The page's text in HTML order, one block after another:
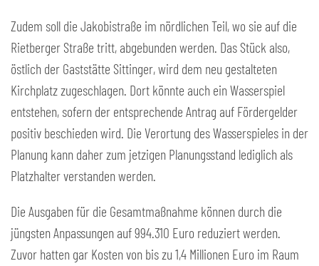
Zudem soll die Jakobistraße im nördlichen Teil, wo sie auf die
Rietberger Straße tritt, abgebunden werden. Das Stück also,
östlich der Gaststätte Sittinger, wird dem neu gestalteten
Kirchplatz zugeschlagen. Dort könnte auch ein Wasserspiel
entstehen, sofern der entsprechende Antrag auf Fördergelder
positiv beschieden wird. Die Verortung des Wasserspieles in der
Planung kann daher zum jetzigen Planungsstand lediglich als
Platzhalter verstanden werden.
Die Ausgaben für die Gesamtmaßnahme können durch die
jüngsten Anpassungen auf 994.310 Euro reduziert werden.
Zuvor hatten gar Kosten von bis zu 1,4 Millionen Euro im Raum